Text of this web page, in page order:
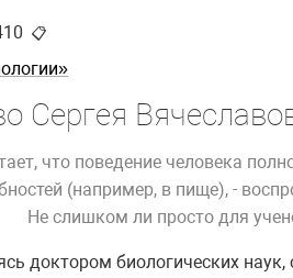
📋
Сергея
что поведение человека
(например, в пище), -
Не слишком ли просто для
доктором биологических